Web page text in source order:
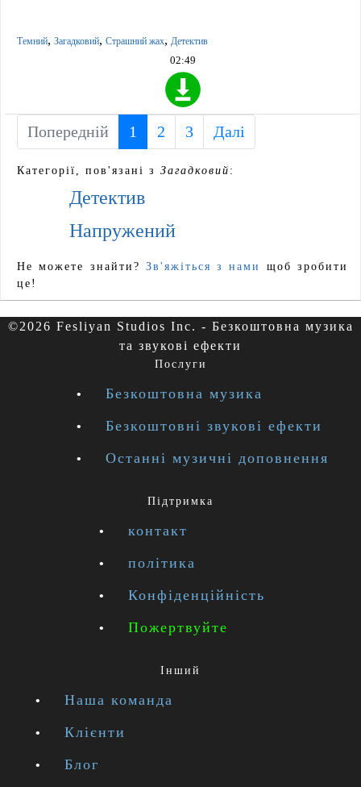
Темний, Загадковий, Страшний жах, Детектив
02:49
Попередній 1 (current)
2 3 Далі
Категорії, пов'язані з Загадковий :
Детектив
Напружений
Не можете знайти? Зв'яжіться з нами
щоб зробити
це!
©2026 Fesliyan Studios Inc. - Безкоштовна музика
та звукові ефекти
Послуги
Безкоштовна музика
Безкоштовні звукові ефекти
Останні музичні доповнення
Підтримка
контакт
політика
Конфіденційність
Пожертвуйте
Інший
Наша команда
Клієнти
Блог